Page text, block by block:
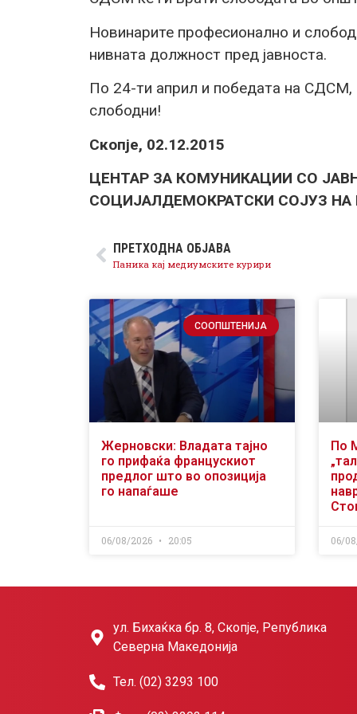
Новинарите професионално и
нивната должност пред јавноста.
По 24-ти април и победата на СДСМ,
слободни!
Скопје, 02.12.2015
ЦЕНТАР ЗА КОМУНИКАЦИИ СО
СОЦИЈАЛДЕМОКРАТСКИ СОЈУЗ
ПРЕТХОДНА ОБЈАВА
Паника кај медиумските курири
СООПШТЕНИЈА
Жерновски: Владата тајно
го прифаќа францускиот
предлог што во опозиција
го напаѓаше
06/08/2026 20:05
По
06/
ул. Бихаќка бр. 8, Скопје, Република
Северна Македонија
Тел. (02) 3293 100